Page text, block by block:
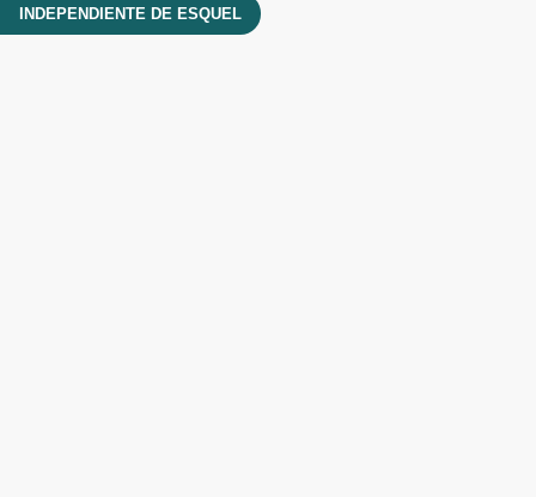
INDEPENDIENTE DE ESQUEL